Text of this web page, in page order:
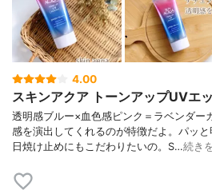
4.00
スキンアクア トーンアップUVエ
透明感ブルー×血色感ピンク＝ラベンダー
感を演出してくれるのが特徴だよ。パッと
日焼け止めにもこだわりたいの。S…続き